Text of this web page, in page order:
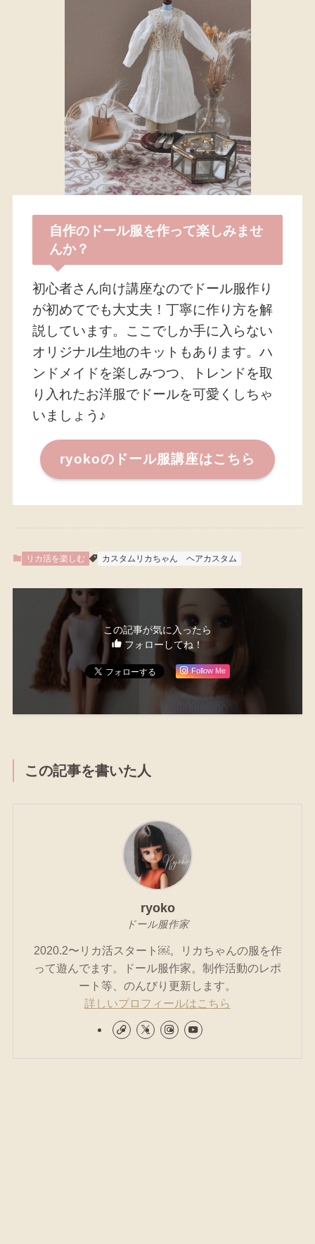
自作のドール服を作って楽しみませ
んか？
初心者さん向け講座なのでドール服作り
が初めてでも大丈夫！丁寧に作り方を解
説しています。ここでしか手に入らない
オリジナル生地のキットもあります。ハ
ンドメイドを楽しみつつ、トレンドを取
り入れたお洋服でドールを可愛くしちゃ
いましょう♪
ryokoのドール服講座はこちら
リカ活を楽しむ カスタムリカちゃん ヘアカスタム
この記事が気に入ったら
フォローしてね！
Follow Me
この記事を書いた人
ryoko
ドール服作家
2020.2〜リカ活スタート￼。リカちゃんの服を作
って遊んでます。ドール服作家。制作活動のレポ
ート等、のんびり更新します。
詳しいプロフィールはこちら